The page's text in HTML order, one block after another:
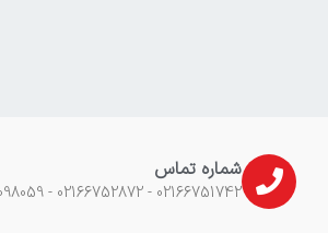
شماره تماس
02166751742 - 02166752872 - 09123098059 - 09389881186